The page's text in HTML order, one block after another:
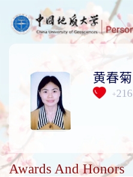
黄春菊
+216
Awards And Honors